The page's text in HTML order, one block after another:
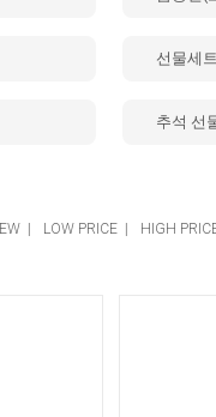
선물세트
추석 선
LOW PRICE HIGH